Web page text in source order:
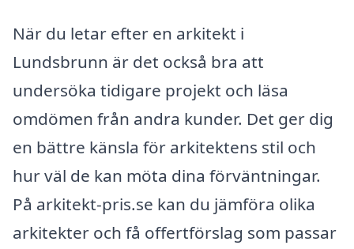
När du letar efter en arkitekt i
Lundsbrunn är det också bra att
undersöka tidigare projekt och läsa
omdömen från andra kunder. Det ger dig
en bättre känsla för arkitektens stil och
hur väl de kan möta dina förväntningar.
På arkitekt-pris.se kan du jämföra olika
arkitekter och få offertförslag som passar